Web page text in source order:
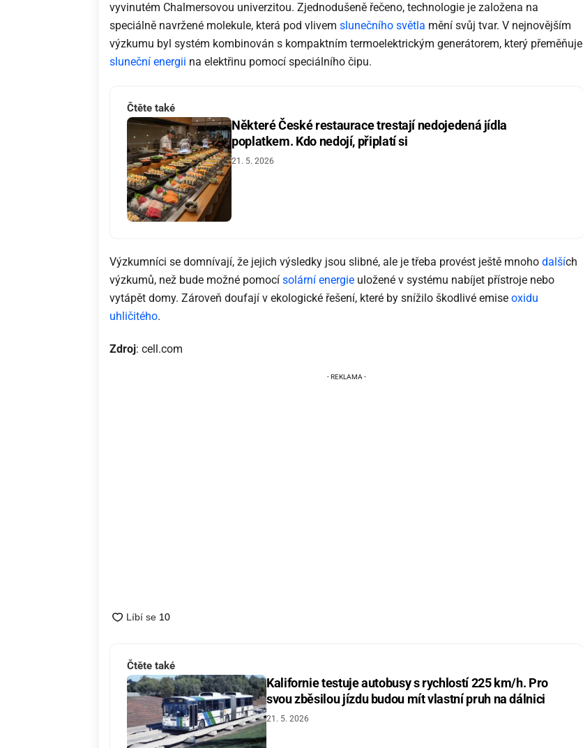
vyvinutém Chalmersovou univerzitou. Zjednodušeně řečeno, technologie je založena na
speciálně navržené molekule, která pod vlivem slunečního světla mění svůj tvar. V nejnovějším
výzkumu byl systém kombinován s kompaktním termoelektrickým generátorem, který přeměňuje
sluneční energii na elektřinu pomocí speciálního čipu.
Čtěte také
Některé České restaurace trestají nedojedená jídla
poplatkem. Kdo nedojí, připlatí si
21. 5. 2026
Výzkumníci se domnívají, že jejich výsledky jsou slibné, ale je třeba provést ještě mnoho dalších
výzkumů, než bude možné pomocí solární energie uložené v systému nabíjet přístroje nebo
vytápět domy. Zároveň doufají v ekologické řešení, které by snížilo škodlivé emise oxidu
uhličitého.
Zdroj: cell.com
Čtěte také
Kalifornie testuje autobusy s rychlostí 225 km/h. Pro
svou zběsilou jízdu budou mít vlastní pruh na dálnici
21. 5. 2026